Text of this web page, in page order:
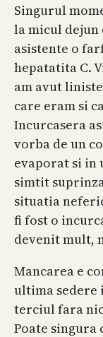
Singurul
la micul dejun
asistente o
hepatatita C.
am avut
care eram si
Incurcasera
vorba de un
evaporat si in
simtit
situatia
fi fost o
devenit mult,
Mancarea e
ultima sedere
terciul fara
Poate singura